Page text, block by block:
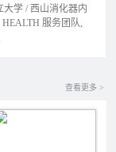
学 / 西山消化器内
服务团队,
查看更多 >